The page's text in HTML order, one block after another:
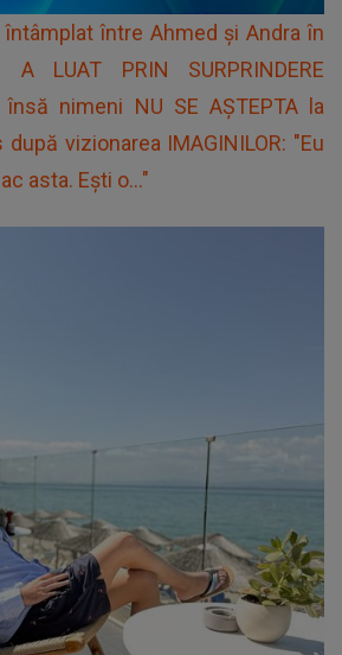
întâmplat între Ahmed și Andra în
A LUAT PRIN SURPRINDERE
însă nimeni NU SE AȘTEPTA la
vizionarea IMAGINILOR: "Eu
asta. Ești o..."